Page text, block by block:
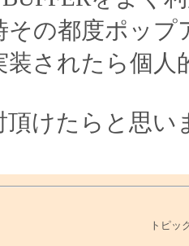
その都度ポップ
装されたら個人
頂けたらと思い
トピッ